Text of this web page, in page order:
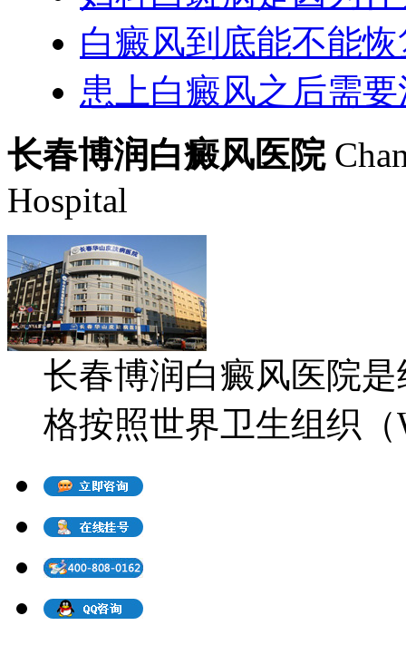
白癜风到底能不能恢
患上白癜风之后需
长春博润白癜风医院
Hospital
长春博润白癜风医院
格按照世界卫生组织（